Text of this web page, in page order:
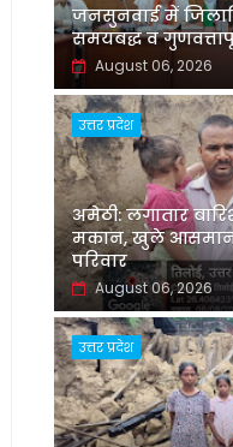
जनसुनवाई में
समयबद्ध व
August 06, 2026
उत्तर प्रदेश
अमेठी: लगातार
मकान, खुले
परिवार
August 06, 2026
उत्तर प्रदेश